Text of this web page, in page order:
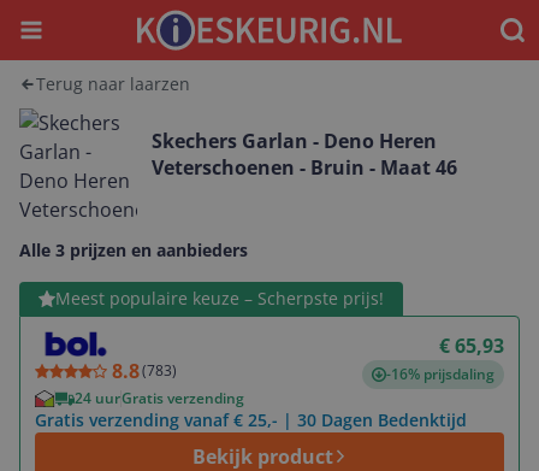
Menu
Terug naar laarzen
Skechers Garlan - Deno Heren
Veterschoenen - Bruin - Maat 46
Alle 3 prijzen en aanbieders
Meest populaire keuze – Scherpste prijs!
8.8(783)
€ 65,93
-16% prijsdaling
24 uurGratis verzending
Gratis verzending vanaf € 25,- | 30 Dagen Bedenktijd
Bekijk product
Bekijk product